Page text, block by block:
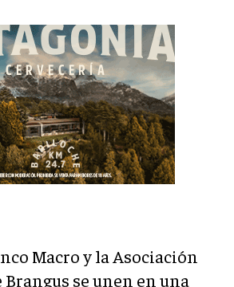
Macro y la Asociación
se unen en una